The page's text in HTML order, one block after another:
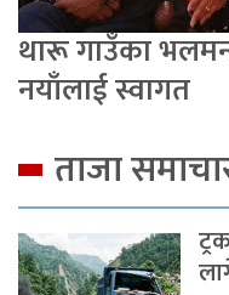
थारू गाउँका
नयाँलाई स्वागत
ताजा